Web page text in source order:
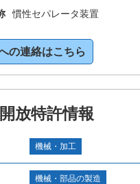
慣性セパレータ装置
の連絡はこちら
開放特許情報
機械・加工
機械・部品の製造